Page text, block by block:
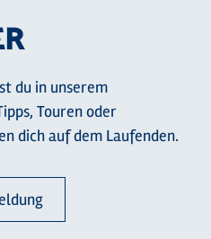
du in unserem
Touren oder
dich auf dem Laufenden.